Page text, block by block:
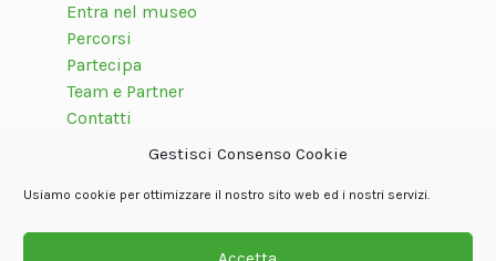
Gestisci Consenso Cookie
Usiamo cookie per ottimizzare il nostro sito web ed i nostri servizi.
Entra nel museo
Percorsi
Partecipa
Team e Partner
Contatti
Seguici su